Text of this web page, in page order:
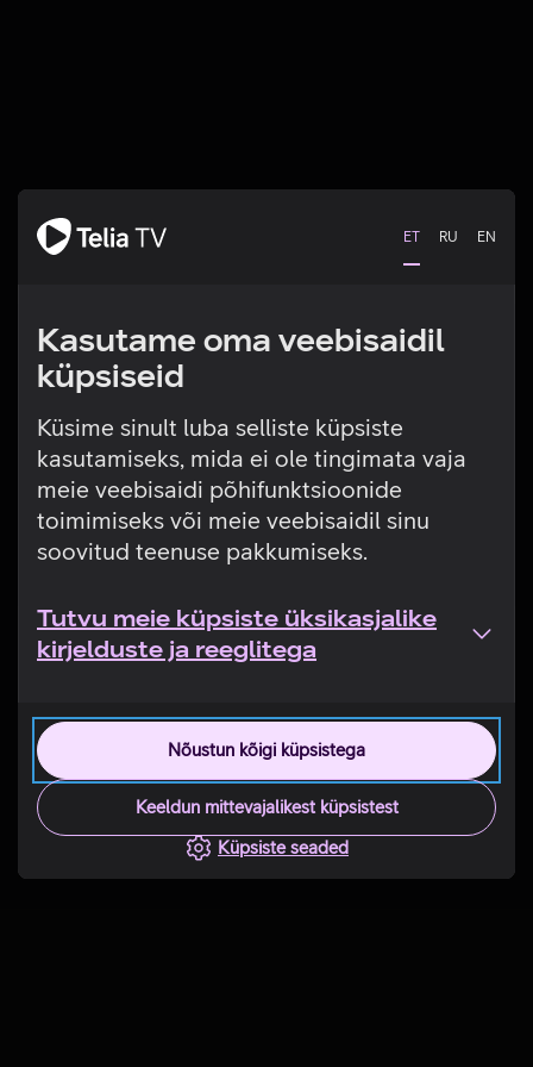
ET RU EN
Kasutame oma veebisaidil
küpsiseid
Küsime sinult luba selliste küpsiste
kasutamiseks, mida ei ole tingimata vaja
meie veebisaidi põhifunktsioonide
toimimiseks või meie veebisaidil sinu
soovitud teenuse pakkumiseks.
Tutvu meie küpsiste üksikasjalike
kirjelduste ja reeglitega
Nõustun kõigi küpsistega
Keeldun mittevajalikest küpsistest
Küpsiste seaded
Tehniline viga